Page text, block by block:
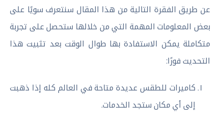
عن طريق الفقرة التالية من هذا المقال سنتعرف سويًا على
بعض المعلومات المهمة التي من خلالها ستحصل على تجربة
متكاملة يمكن الاستفادة بها طوال الوقت بعد تثبيت هذا
التحديث فورًا:
كاميرات للطقس عديدة متاحة في العالم كله إذا ذهبت
إلى أي مكان ستجد الخدمات.